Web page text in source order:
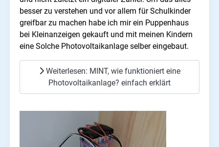
besser zu verstehen und vor allem für Schulkinder
greifbar zu machen habe ich mir ein Puppenhaus
bei Kleinanzeigen gekauft und mit meinen Kindern
eine Solche Photovoltaikanlage selber eingebaut.
Weiterlesen: MINT, wie funktioniert eine
Photovoltaikanlage? einfach erklärt